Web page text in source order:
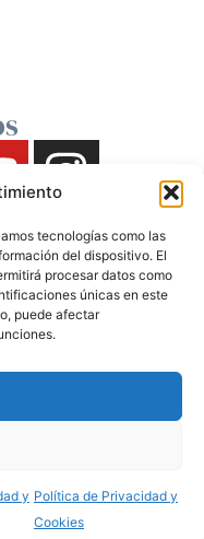
tecnologías como las
del dispositivo. El
procesar datos como
únicas en este
puede afectar
y Política de Privacidad y
Cookies